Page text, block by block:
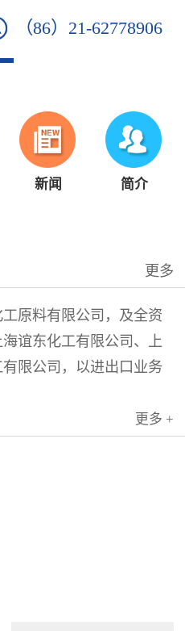
（86）21-62778906
新闻 简介
更多
工原料有限公司，及全资
谊东化工有限公司、上
限公司，以进出口业务
其灵活的市场对策和创造
更多 +